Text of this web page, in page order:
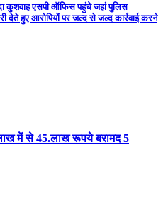
कुशवाह एसपी ऑफिस पहुंचे जहां पुलिस
देते हुए आरोपियों पर जल्द से जल्द कार्रवाई करने
में से 45.लाख रूपये बरामद 5